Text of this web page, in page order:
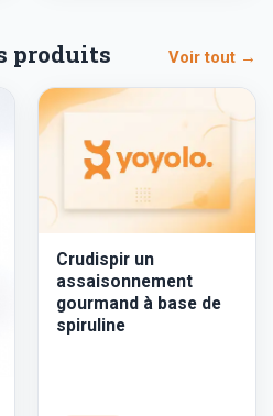
produits Voir tout →
Crudispir un
assaisonnement
gourmand à base de
spiruline